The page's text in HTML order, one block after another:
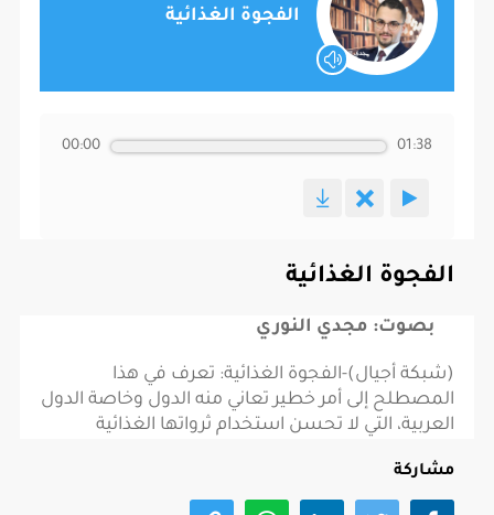
الفجوة الغذائية
00:00 01:38
الفجوة الغذائية
بصوت: مجدي النوري
(شبكة أجيال)-الفجوة الغذائية: تعرف في هذا
المصطلح إلى أمر خطير تعاني منه الدول وخاصة الدول
العربية، التي لا تحسن استخدام ثرواتها الغذائية
مشاركة